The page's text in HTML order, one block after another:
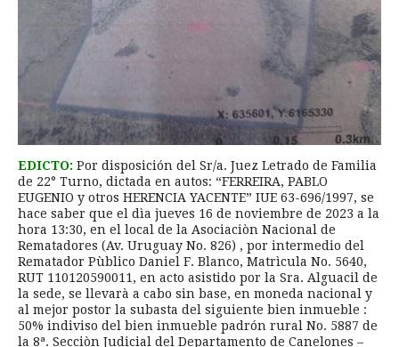
EDICTO: Por disposición del Sr/a. Juez Letrado de Familia
de 22° Turno, dictada en autos: “FERREIRA, PABLO
EUGENIO y otros HERENCIA YACENTE” IUE 63-696/1997, se
hace saber que el dìa jueves 16 de noviembre de 2023 a la
hora 13:30, en el local de la Asociaciòn Nacional de
Rematadores (Av. Uruguay No. 826) , por intermedio del
Rematador Pùblico Daniel F. Blanco, Matrìcula No. 5640,
RUT 110120590011, en acto asistido por la Sra. Alguacil de
la sede, se llevarà a cabo sin base, en moneda nacional y
al mejor postor la subasta del siguiente bien inmueble :
50% indiviso del bien inmueble padrón rural No. 5887 de
la 8ª. Secciòn Judicial del Departamento de Canelones –